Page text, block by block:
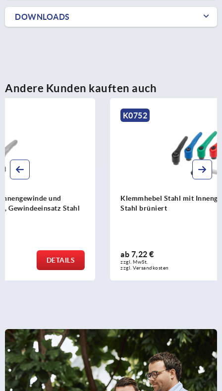
DOWNLOADS
Andere Kunden kauften auch
Klemmhebel Stahl mit Innengewinde, Gewindeeinsatz
Stahl brüniert
7,22 €
zzgl. Versandkosten